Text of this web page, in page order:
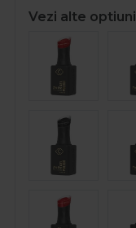
Vezi alte optiuni